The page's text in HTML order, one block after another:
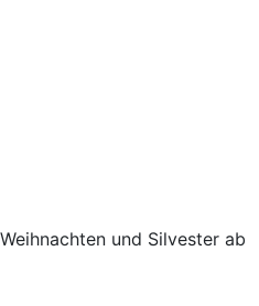
und Silvester ab